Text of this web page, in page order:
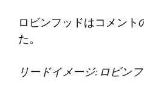
ロビンフッドはコメン
た。
リードイメージ: ロビンフ